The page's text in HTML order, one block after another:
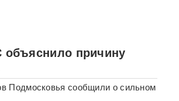
причину
Подмосковья сообщили о сильном